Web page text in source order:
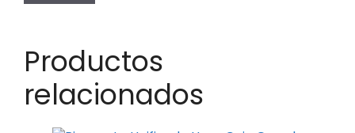
Productos
relacionados